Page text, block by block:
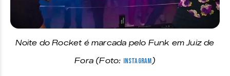
Noite do Rocket é marcada pelo Funk em Juiz de
Fora (Foto: Instagram)